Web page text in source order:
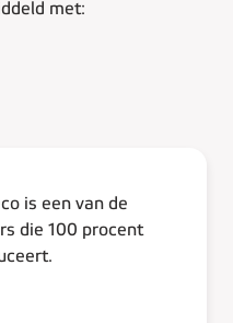
met:
is een van de
die 100 procent